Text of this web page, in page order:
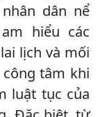
dân nể
hiểu các
lịch và mối
tâm khi
luật tục của